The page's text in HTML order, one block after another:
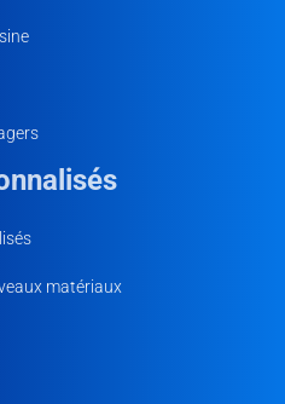
matériaux